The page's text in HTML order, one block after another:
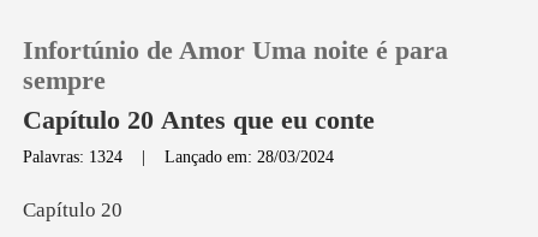
Infortúnio de Amor Uma noite é para
sempre
Capítulo 20 Antes que eu conte
Palavras: 1324 |Lançado em: 28/03/2024
ítu